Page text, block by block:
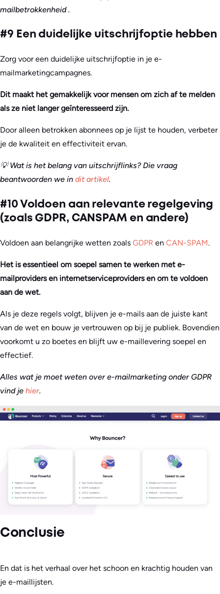
mailbetrokkenheid .
#9 Een duidelijke uitschrijfoptie hebben
Zorg voor een duidelijke uitschrijfoptie in je e-
mailmarketingcampagnes.
Dit maakt het gemakkelijk voor mensen om zich af te melden
als ze niet langer geïnteresseerd zijn.
Door alleen betrokken abonnees op je lijst te houden, verbeter
je de kwaliteit en effectiviteit ervan.
💡 Wat is het belang van uitschrijflinks? Die vraag
beantwoorden we in dit artikel.
#10 Voldoen aan relevante regelgeving
(zoals GDPR, CANSPAM en andere)
Voldoen aan belangrijke wetten zoals GDPR en CAN-SPAM.
Het is essentieel om soepel samen te werken met e-
mailproviders en internetserviceproviders en om te voldoen
aan de wet.
Als je deze regels volgt, blijven je e-mails aan de juiste kant
van de wet en bouw je vertrouwen op bij je publiek. Bovendien
voorkomt u zo boetes en blijft uw e-maillevering soepel en
effectief.
Alles wat je moet weten over e-mailmarketing onder GDPR
vind je hier.
Conclusie
En dat is het verhaal over het schoon en krachtig houden van
je e-maillijsten.